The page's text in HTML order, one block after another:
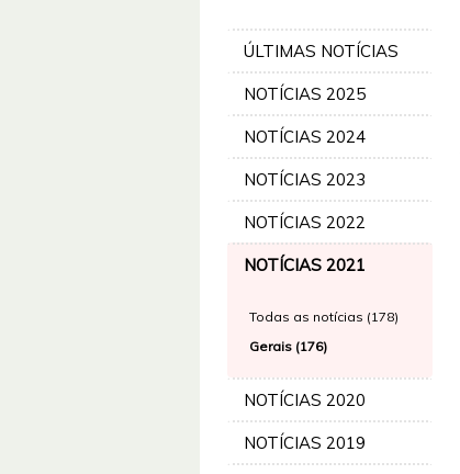
ÚLTIMAS NOTÍCIAS
NOTÍCIAS 2025
NOTÍCIAS 2024
NOTÍCIAS 2023
NOTÍCIAS 2022
NOTÍCIAS 2021
Todas as notícias (178)
Gerais (176)
NOTÍCIAS 2020
NOTÍCIAS 2019